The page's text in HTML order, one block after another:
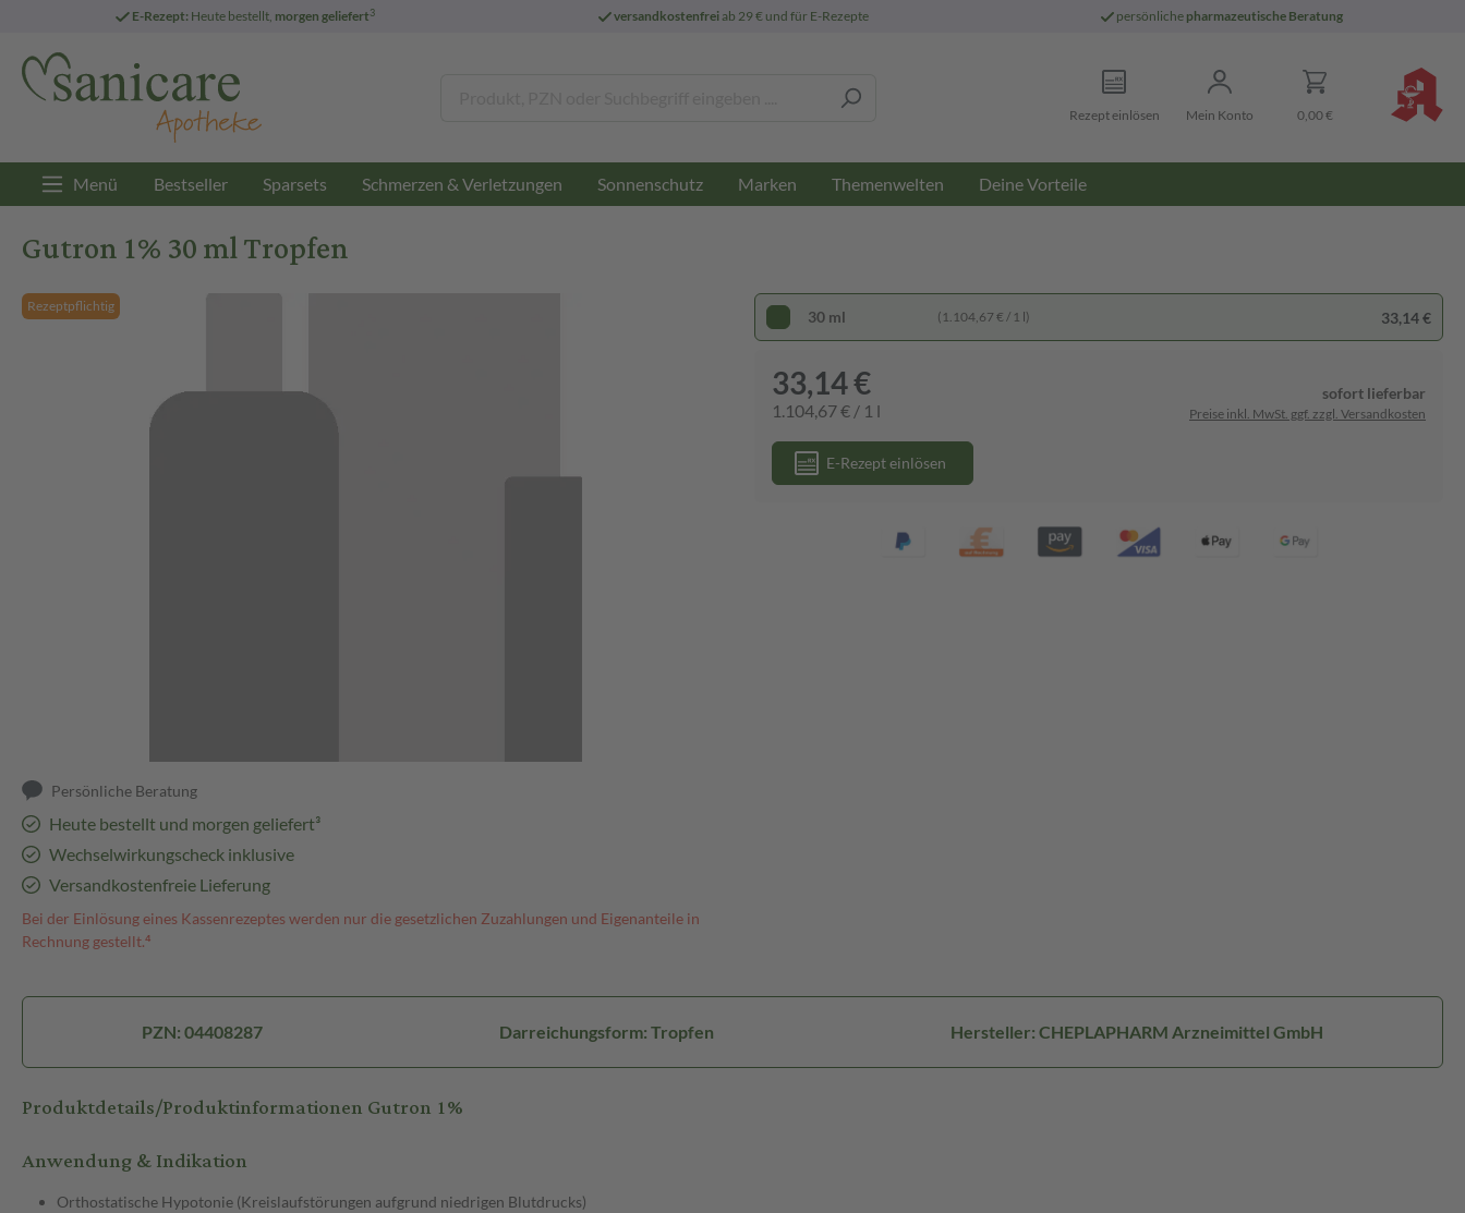
E-Rezept: Heute bestellt, morgen geliefert3 versandkostenfreiab 29 € und für E-Rezepte persönliche pharmazeutische Beratung
Rezept einlösen Mein Konto 0,00 €
Menü Bestseller Sparsets Schmerzen & Verletzungen Sonnenschutz Marken Themenwelten Deine Vorteile
Gutron 1% 30 ml Tropfen
Rezeptpflichtig
Persönliche Beratung
Heute bestellt und morgen geliefert³
Wechselwirkungscheck inklusive
Versandkostenfreie Lieferung
Bei der Einlösung eines Kassenrezeptes werden nur die gesetzlichen Zuzahlungen und Eigenanteile in
Rechnung gestellt.⁴
30 ml (1.104,67 € / 1 l) 33,14 €
33,14 €
1.104,67 € / 1 l
sofort lieferbar
Preise inkl. MwSt. ggf. zzgl. Versandkosten
E-Rezept einlösen
PZN: 04408287 Darreichungsform: Tropfen Hersteller: CHEPLAPHARM Arzneimittel GmbH
Produktdetails/Produktinformationen Gutron 1%
Anwendung & Indikation
Orthostatische Hypotonie (Kreislaufstörungen aufgrund niedrigen Blutdrucks)